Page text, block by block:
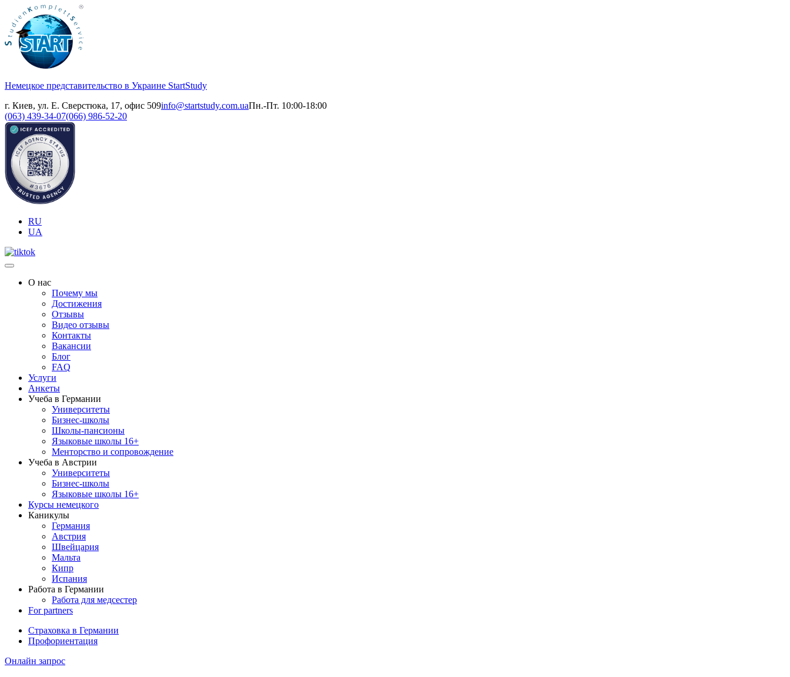
Немецкое представительство в Украине StartStudy
г. Киев, ул. Е. Сверстюка, 17, офис 509info@startstudy.com.uaПн.-Пт. 10:00-18:00
(063) 439-34-07(066) 986-52-20
RU
UA
О нас
Почему мы
Достижения
Отзывы
Видео отзывы
Контакты
Вакансии
Блог
FAQ
Услуги
Анкеты
Учеба в Германии
Университеты
Бизнес-школы
Школы-пансионы
Языковые школы 16+
Менторство и сопровождение
Учеба в Австрии
Университеты
Бизнес-школы
Языковые школы 16+
Курсы немецкого
Каникулы
Германия
Австрия
Швейцария
Мальта
Кипр
Испания
Работа в Германии
Работа для медсестер
For partners
Страховка в Германии
Профориентация
Онлайн запрос